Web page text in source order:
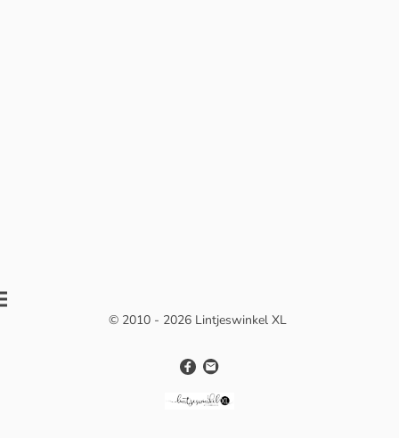
© 2010 - 2026 Lintjeswinkel XL